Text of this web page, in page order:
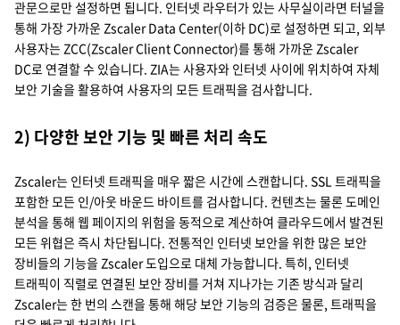
관문으로만 설정하면 됩니다. 인터넷 라우터가 있는 사무실이라면 터널을
통해 가장 가까운 Zscaler Data Center(이하 DC)로 설정하면 되고, 외부
사용자는 ZCC(Zscaler Client Connector)를 통해 가까운 Zscaler
DC로 연결할 수 있습니다. ZIA는 사용자와 인터넷 사이에 위치하여 자체
보안 기술을 활용하여 사용자의 모든 트래픽을 검사합니다.
2) 다양한 보안 기능 및 빠른 처리 속도
Zscaler는 인터넷 트래픽을 매우 짧은 시간에 스캔합니다. SSL 트래픽을
포함한 모든 인/아웃 바운드 바이트를 검사합니다. 컨텐츠는 물론 도메인
분석을 통해 웹 페이지의 위험을 동적으로 계산하여 클라우드에서 발견된
모든 위협은 즉시 차단됩니다. 전통적인 인터넷 보안을 위한 많은 보안
장비들의 기능을 Zscaler 도입으로 대체 가능합니다. 특히, 인터넷
트래픽이 직렬로 연결된 보안 장비를 거쳐 지나가는 기존 방식과 달리
Zscaler는 한 번의 스캔을 통해 해당 보안 기능의 검증은 물론, 트래픽을